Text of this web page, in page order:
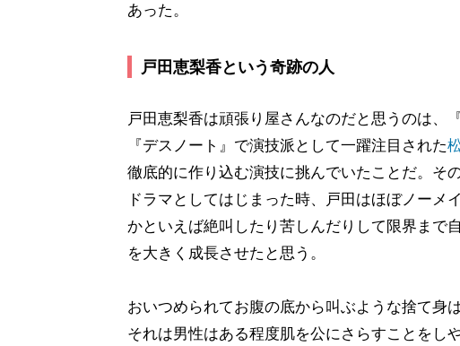
あった。
戸田恵梨香という奇跡の人
戸田恵梨香は頑張り屋さんなのだと思うのは、
『デスノート』で演技派として一躍注目された
徹底的に作り込む演技に挑んでいたことだ。そ
ドラマとしてはじまった時、戸田はほぼノー
かといえば絶叫したり苦しんだりして限界まで
を大きく成長させたと思う。
おいつめられてお腹の底から叫ぶような捨て身
それは男性はある程度肌を公にさらすことをし